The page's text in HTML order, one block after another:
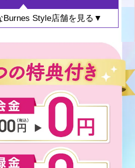
Burnes Style店舗を見る▼